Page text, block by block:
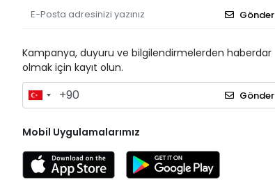
Gönder
Kampanya, duyuru ve bilgilendirmelerden haberdar
olmak için kayıt olun.
Gönder
Mobil Uygulamalarımız